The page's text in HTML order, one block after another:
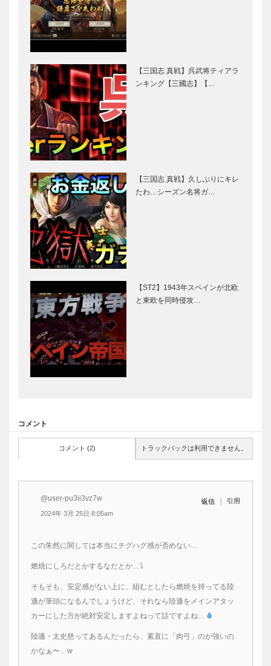
【三国志 真戦】呉武将ティアラ
ンキング【三國志】【…
【三国志 真戦】久しぶりにキレ
たわ…シーズン名将ガ…
【ST2】1943年スペインが北欧
と東欧を同時侵攻…
コメント
コメント (2) トラックバックは利用できません。
@user-pu3ii3vz7w
2024年 3月 25日 8:05am
返信 引用
この朱然に関しては本当にチグハグ感が否めない…
燃焼にしろだとかするなだとか…⤵
そもそも、安定感がない上に、組むとしたら燃焼を持ってる陸
遜が筆頭になるんでしょうけど、それなら陸遜をメインアタッ
カーにした方が絶対安定しますよねって話ですよね…
陸遜・太史慈ってあるんだったら、素直に「肉弓」のが強いの
かなぁ〜…w